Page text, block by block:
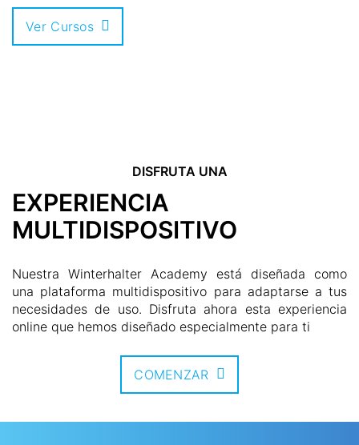
Ver Cursos
DISFRUTA UNA
EXPERIENCIA
MULTIDISPOSITIVO
Nuestra Winterhalter Academy está diseñada como
una plataforma multidispositivo para adaptarse a tus
necesidades de uso. Disfruta ahora esta experiencia
online que hemos diseñado especialmente para ti
COMENZAR